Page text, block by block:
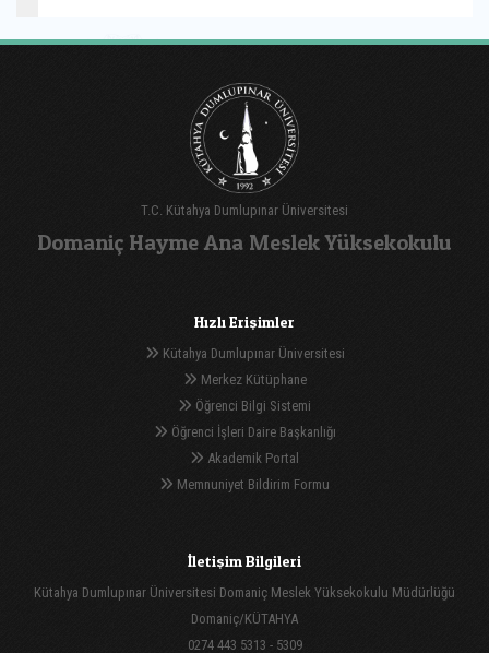
T.C. Kütahya Dumlupınar Üniversitesi
Domaniç Hayme Ana Meslek Yüksekokulu
Hızlı Erişimler
Kütahya Dumlupınar Üniversitesi
Merkez Kütüphane
Öğrenci Bilgi Sistemi
Öğrenci İşleri Daire Başkanlığı
Akademik Portal
Memnuniyet Bildirim Formu
İletişim Bilgileri
Kütahya Dumlupınar Üniversitesi Domaniç Meslek Yüksekokulu Müdürlüğü
Domaniç/KÜTAHYA
0274 443 5313 - 5309